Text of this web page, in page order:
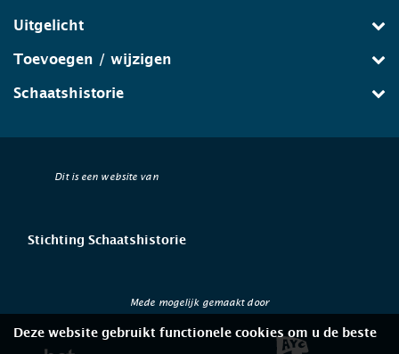
Uitgelicht
Toevoegen / wijzigen
Schaatshistorie
Dit is een website van
Stichting Schaatshistorie
Mede mogelijk gemaakt door
Deze website gebruikt functionele cookies om u de beste